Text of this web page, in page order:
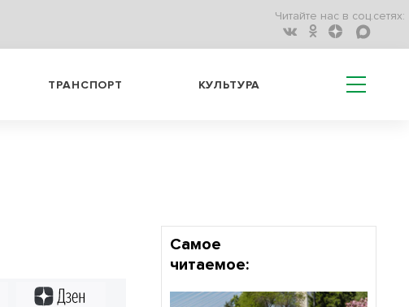
Читайте нас в соц.сетях:
ТРАНСПОРТ КУЛЬТУРА
Самое
читаемое: